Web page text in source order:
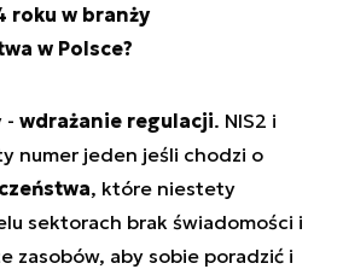
roku w branży
w Polsce?
- wdrażanie regulacji. NIS2 i
numer jeden jeśli chodzi o
, które niestety
sektorach brak świadomości i
zasobów, aby sobie poradzić i